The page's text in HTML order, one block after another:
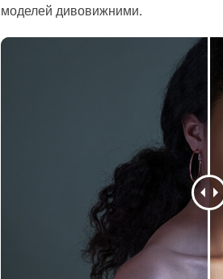
моделей дивовижними.